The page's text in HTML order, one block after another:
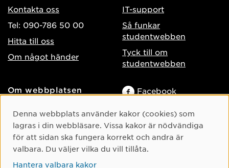
Kontakta oss
Tel: 090-786 50 00
Hitta till oss
Om något händer
IT-support
Så funkar
studentwebben
Tyck till om
studentwebben
Om webbplatsen
Behandling av
personuppgifter
Hantera kakor
Facebook
TikTok
Youtube
Cookie-samtycke
Denna webbplats använder kakor (cookies) som
lagras i din webbläsare. Vissa kakor är nödvändiga
för att sidan ska fungera korrekt och andra är
valbara. Du väljer vilka du vill tillåta.
Hantera valbara kakor